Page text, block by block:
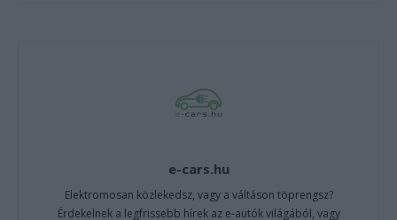
e-cars.hu
Elektromosan közlekedsz, vagy a váltáson töprengsz?
Érdekelnek a legfrissebb hírek az e-autók világából, vagy